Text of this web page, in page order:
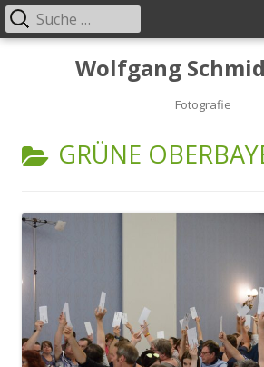
Wolfgang
Fotografie
Primäres
Suche
nach:
KATEGORIE:
GRÜNE